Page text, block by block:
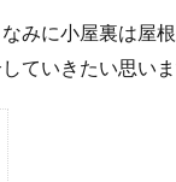
みに小屋裏は屋
ていきたい思いま